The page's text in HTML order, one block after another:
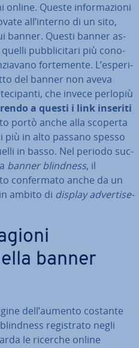
online. Queste in­for­ma­zio­ni
all’interno di un sito,
banner. Questi banner as­
quelli pub­bli­ci­ta­ri più co­no­
for­te­men­te. L’espe­ri­
del banner non aveva
che invece perlopiù
a questi i link inseriti
portò anche alla scoperta
in alto passano spesso
in basso. Nel periodo suc­
banner blindness, il
con­fer­ma­to anche da un
ambito di display ad­ver­ti­se­
banner
dell’aumento costante
re­gi­stra­to negli
le ricerche online